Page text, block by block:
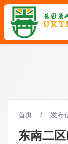
首页 / 发布
东南二